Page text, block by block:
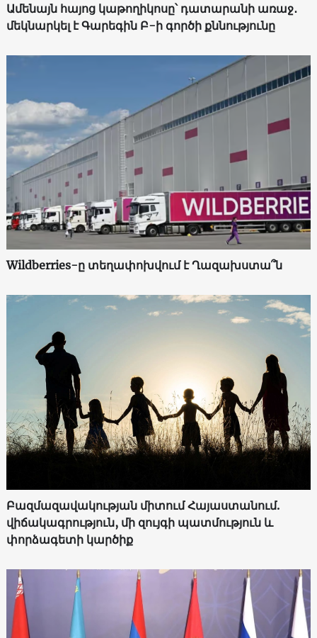
Ամենայն հայոց կաթողիկոսը՝ դատարանի առաջ․
մեկնարկել է Գարեգին Բ-ի գործի քննությունը
Wildberries-ը տեղափոխվում է Ղազախստա՞ն
Բազմազավակության միտում Հայաստանում.
վիճակագրություն, մի զույգի պատմություն և
փորձագետի կարծիք